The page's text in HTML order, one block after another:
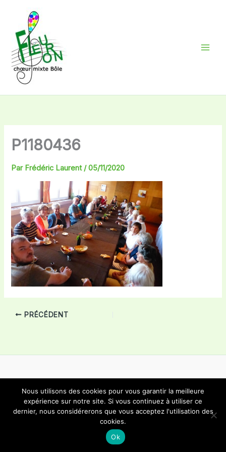
contenu
P1180436
Par Frédéric Laurent /05/11/2020
PRÉCÉDENT
Copyright © 2026 Choeur Mixte Bôle | Propulsé parThème
WordPress Astra
Nous utilisons des cookies pour vous garantir la meilleure
expérience sur notre site. Si vous continuez à utiliser ce
dernier, nous considérerons que vous acceptez l'utilisation des
cookies.
Ok